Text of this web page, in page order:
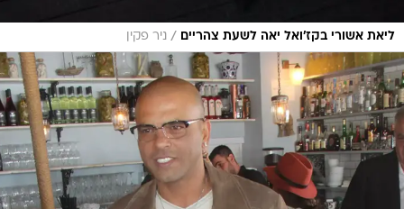
ליאת אשורי בקז'ואל יאה לשעת צהריים / ניר פקין